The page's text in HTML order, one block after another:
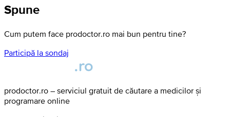
Spune
Cum putem face prodoctor.ro mai bun pentru tine?
Participă la sondaj
prodoctor.ro – serviciul gratuit de căutare a medicilor și
programare online